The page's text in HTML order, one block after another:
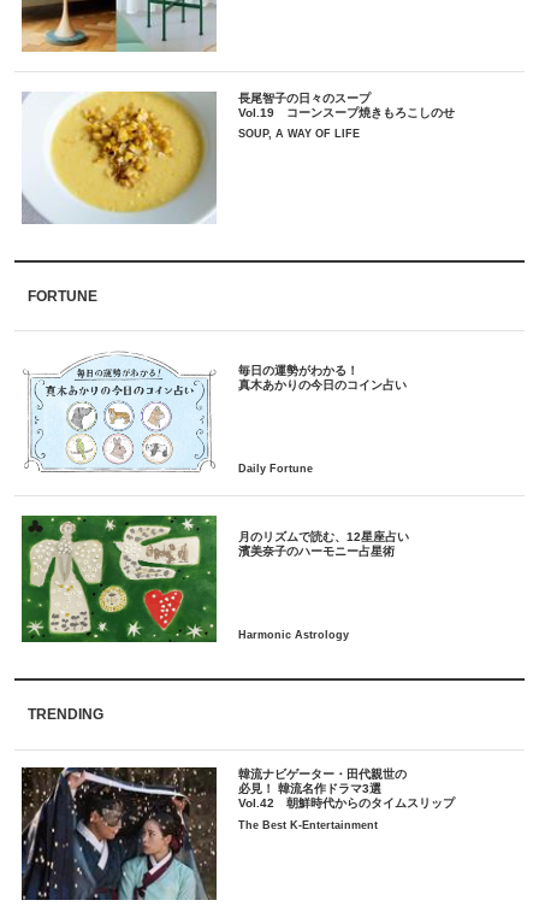
長尾智子の日々のスープ
Vol.19 コーンスープ焼きもろこしのせ
SOUP, A WAY OF LIFE
FORTUNE
毎日の運勢がわかる！
月のリズムで読む、12星座占い
TRENDING
韓流ナビゲーター・田代親世の
必見！ 韓流名作ドラマ3選
Vol.42 朝鮮時代からのタイムスリップ
The Best K-Entertainment